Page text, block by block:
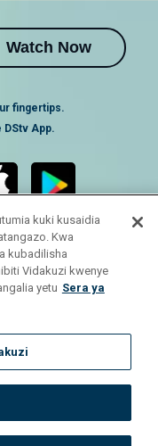
Watch Now
fingertips.
DStv App.
Copyright
Careers
BV. All rights reserved
kuki kusaidia
Kwa
kubadilisha
Vidakuzi kwenye
yetu Sera ya